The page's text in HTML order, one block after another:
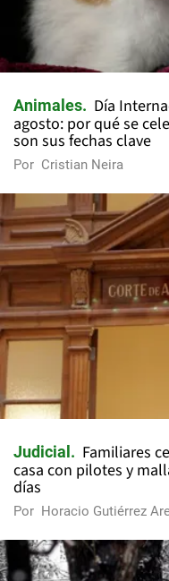
Animales
Día
agosto: por qué se
son sus fechas clave
Por Cristian Neira
Judicial
Familiares
casa con pilotes y
días
Por Horacio Gutiérrez